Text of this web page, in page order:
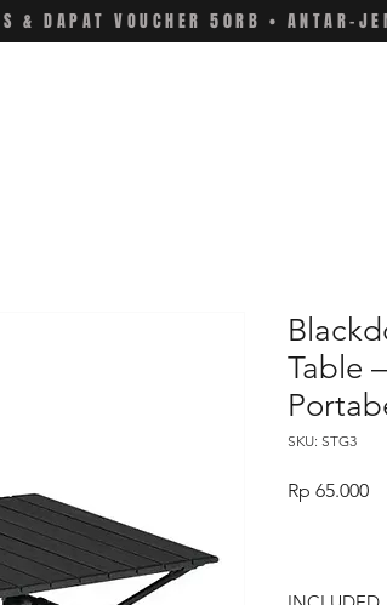
& DAPAT VOUCHER 50RB • ANTAR-
Table
SKU: STG3
Rp 65.000